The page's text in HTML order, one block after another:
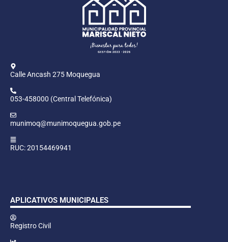
Calle Ancash 275 Moquegua
053-458000 (Central Telefónica)
munimoq@munimoquegua.gob.pe
RUC: 20154469941
APLICATIVOS MUNICIPALES
Registro Civil